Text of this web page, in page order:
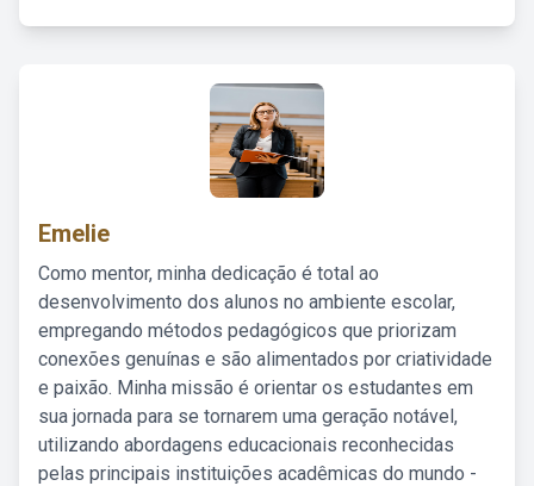
Emelie
Como mentor, minha dedicação é total ao
desenvolvimento dos alunos no ambiente escolar,
empregando métodos pedagógicos que priorizam
conexões genuínas e são alimentados por criatividade
e paixão. Minha missão é orientar os estudantes em
sua jornada para se tornarem uma geração notável,
utilizando abordagens educacionais reconhecidas
pelas principais instituições acadêmicas do mundo -